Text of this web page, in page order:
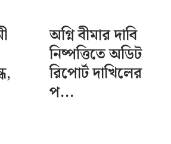
অগ্নি বীমার দাবি
নিষ্পত্তিতে অডিট
রিপোর্ট দাখিলের
প...